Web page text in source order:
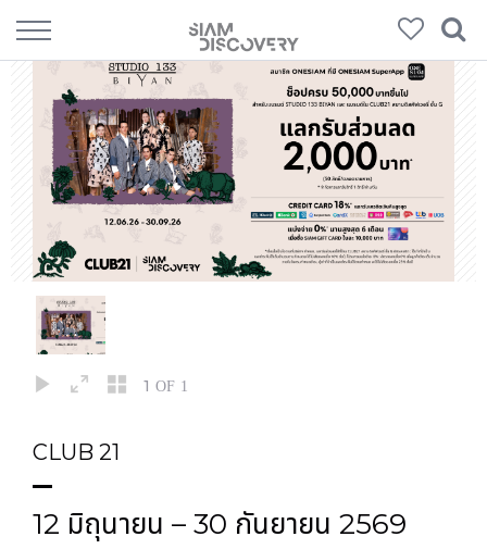
1 OF 1
CLUB 21
12 มิถุนายน – 30 กันยายน 2569